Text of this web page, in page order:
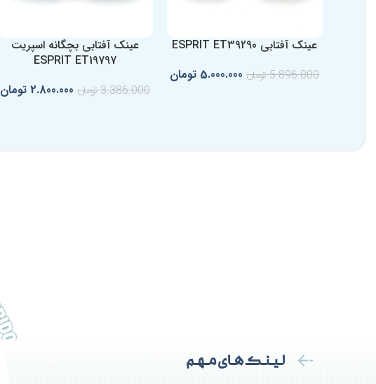
عینک آفتابی ESPRIT ET39290
5.896.000تومان 5.000.000 تومان
عینک آفتابی بچگانه اسپریت
ESPRIT ET19797
3.386.000تومان 2.800.000 تومان
لینک های مهم